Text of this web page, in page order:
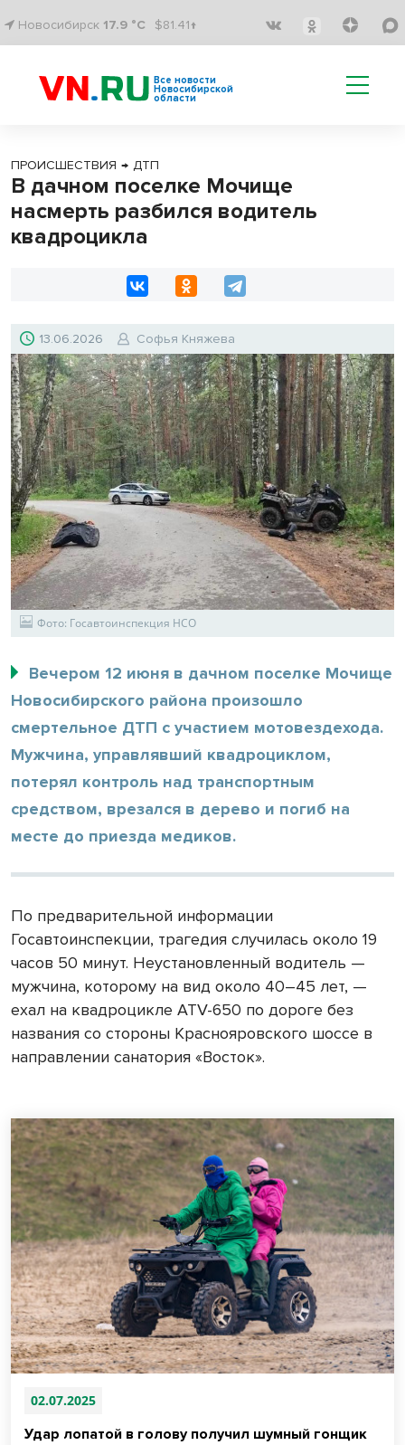
Новосибирск 17.9 °C $81.41↑
Все новости
Новосибирской
области
ПРОИСШЕСТВИЯ → ДТП
В дачном поселке Мочище
насмерть разбился водитель
квадроцикла
13.06.2026 Софья Княжева
Фото: Госавтоинспекция НСО
Вечером 12 июня в дачном поселке Мочище
Новосибирского района произошло
смертельное ДТП с участием мотовездехода.
Мужчина, управлявший квадроциклом,
потерял контроль над транспортным
средством, врезался в дерево и погиб на
месте до приезда медиков.
По предварительной информации
Госавтоинспекции, трагедия случилась около 19
часов 50 минут. Неустановленный водитель —
мужчина, которому на вид около 40–45 лет, —
ехал на квадроцикле ATV-650 по дороге без
названия со стороны Краснояровского шоссе в
направлении санатория «Восток».
02.07.2025
Удар лопатой в голову получил шумный гонщик